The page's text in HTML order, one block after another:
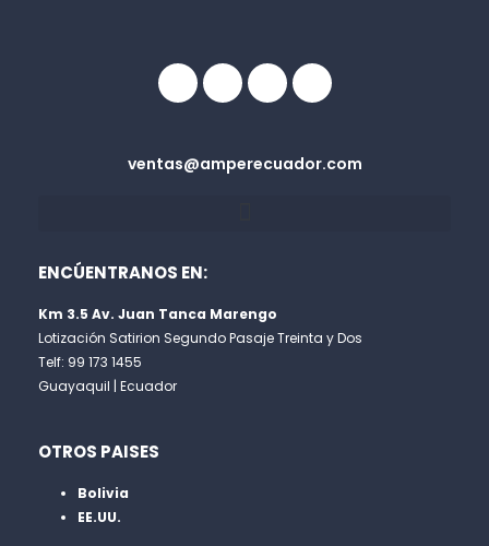
circle
ventas@amperecuador.com
ENCÚENTRANOS EN:
Km 3.5 Av. Juan Tanca Marengo
Lotización Satirion Segundo Pasaje Treinta y Dos
Telf: 99 173 1455
Guayaquil | Ecuador
OTROS PAISES
Bolivia
EE.UU.